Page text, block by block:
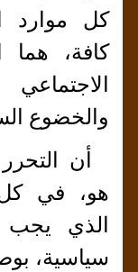
كل موارد
كافة، هما
والخضوع
أن
هو، في
الذي
سياسية،